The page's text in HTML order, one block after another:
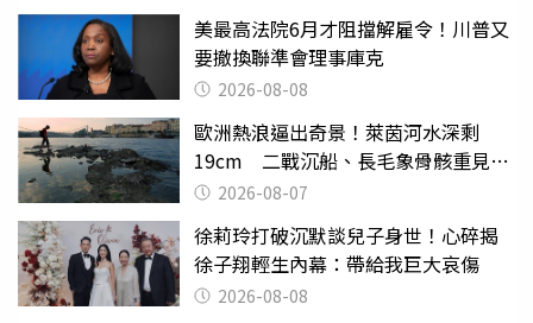
美最高法院6月才阻擋解雇令！川普又
要撤換聯準會理事庫克
2026-08-08
歐洲熱浪逼出奇景！萊茵河水深剩
19cm 二戰沉船、長毛象骨骸重見天
日 2026-08-07
徐莉玲打破沉默談兒子身世！心碎揭
徐子翔輕生內幕：帶給我巨大哀傷
2026-08-08